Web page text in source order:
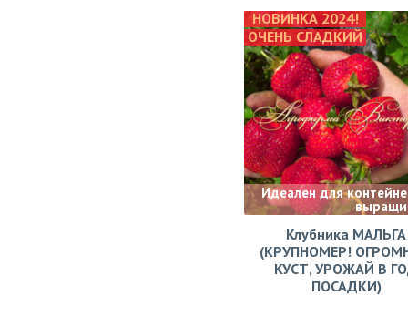
НОВИНКА 2024!
ОЧЕНЬ СЛАДКИЙ
Идеален для
Клубника МАЛЬГА
(КРУПНОМЕР!
КУСТ, УРОЖАЙ В
ПОСАДКИ)